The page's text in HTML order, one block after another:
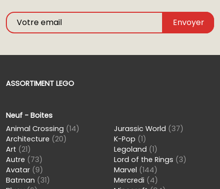
Envoyer
ASSORTIMENT LEGO
Neuf - Boites
Animal Crossing (14)
Architecture (20)
Art (21)
Autre (73)
Avatar (9)
Batman (31)
Jurassic World (37)
K-Pop (1)
Legoland (1)
Lord of the Rings (3)
Marvel (144)
Mercredi (4)